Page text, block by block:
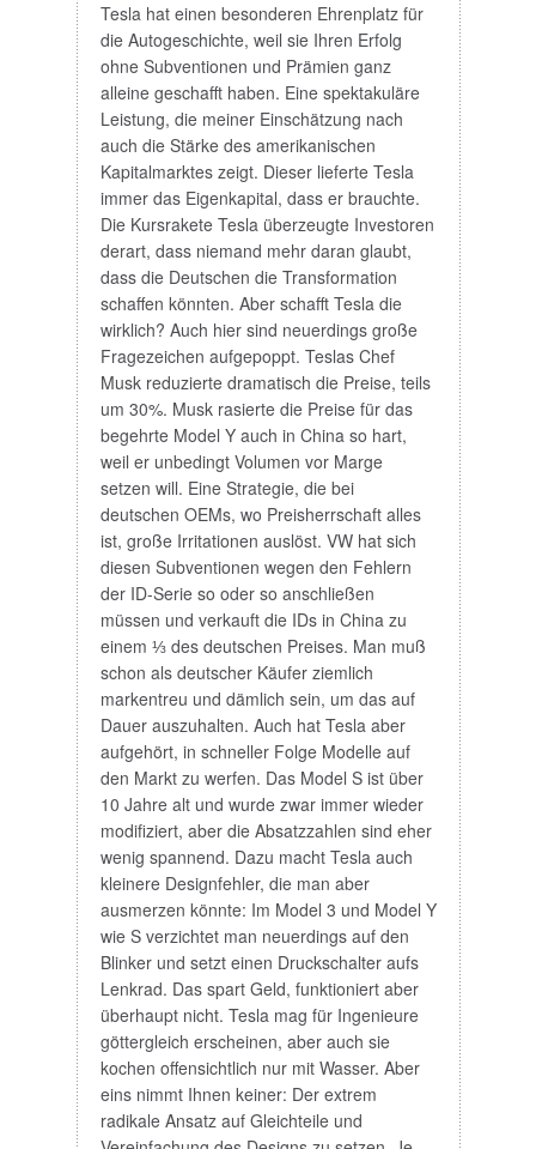
Tesla hat einen besonderen Ehrenplatz für
die Autogeschichte, weil sie Ihren Erfolg
ohne Subventionen und Prämien ganz
alleine geschafft haben. Eine spektakuläre
Leistung, die meiner Einschätzung nach
auch die Stärke des amerikanischen
Kapitalmarktes zeigt. Dieser lieferte Tesla
immer das Eigenkapital, dass er brauchte.
Die Kursrakete Tesla überzeugte Investoren
derart, dass niemand mehr daran glaubt,
dass die Deutschen die Transformation
schaffen könnten. Aber schafft Tesla die
wirklich? Auch hier sind neuerdings große
Fragezeichen aufgepoppt. Teslas Chef
Musk reduzierte dramatisch die Preise, teils
um 30%. Musk rasierte die Preise für das
begehrte Model Y auch in China so hart,
weil er unbedingt Volumen vor Marge
setzen will. Eine Strategie, die bei
deutschen OEMs, wo Preisherrschaft alles
ist, große Irritationen auslöst. VW hat sich
diesen Subventionen wegen den Fehlern
der ID-Serie so oder so anschließen
müssen und verkauft die IDs in China zu
einem ⅓ des deutschen Preises. Man muß
schon als deutscher Käufer ziemlich
markentreu und dämlich sein, um das auf
Dauer auszuhalten. Auch hat Tesla aber
aufgehört, in schneller Folge Modelle auf
den Markt zu werfen. Das Model S ist über
10 Jahre alt und wurde zwar immer wieder
modifiziert, aber die Absatzzahlen sind eher
wenig spannend. Dazu macht Tesla auch
kleinere Designfehler, die man aber
ausmerzen könnte: Im Model 3 und Model Y
wie S verzichtet man neuerdings auf den
Blinker und setzt einen Druckschalter aufs
Lenkrad. Das spart Geld, funktioniert aber
überhaupt nicht. Tesla mag für Ingenieure
göttergleich erscheinen, aber auch sie
kochen offensichtlich nur mit Wasser. Aber
eins nimmt Ihnen keiner: Der extrem
radikale Ansatz auf Gleichteile und